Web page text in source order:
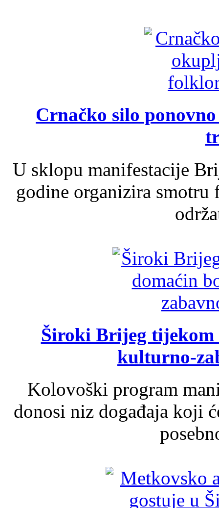
Crnačko silo
U sklopu manifestacije
godine organizira
Široki Brijeg tijekom
kulturno-
Kolovoški program
donosi niz događaja koji